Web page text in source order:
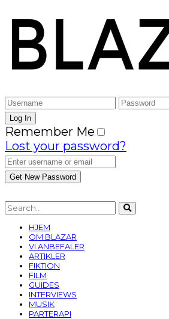
Remember Me
Lost your password?
HJEM
OM BLAZAR
VI ANBEFALER
ARTIKLER
FIKTION
FILM
GUIDES
INTERVIEWS
MUSIK
PARTERAPI